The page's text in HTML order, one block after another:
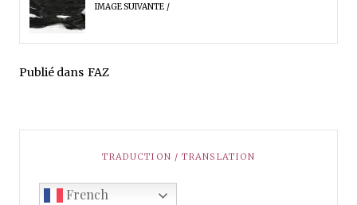
IMAGE SUIVANTE
Publié dans FAZ
TRADUCTION / TRANSLATION
French